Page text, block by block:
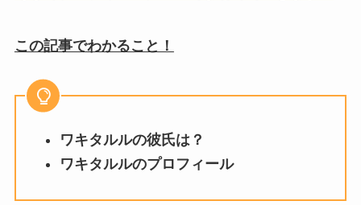
この記事でわかること！
ワキタルルの彼氏は？
ワキタルルのプロフィール